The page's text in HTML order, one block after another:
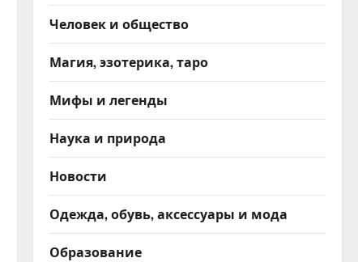
Человек и общество
Магия, эзотерика, таро
Мифы и легенды
Наука и природа
Новости
Одежда, обувь, аксессуары и мода
Образование